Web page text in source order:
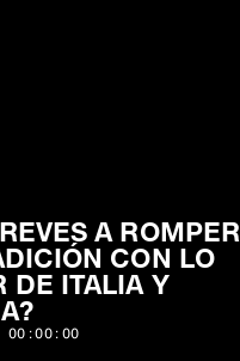
A ROMPER
CON LO
DE ITALIA Y
00:00:00